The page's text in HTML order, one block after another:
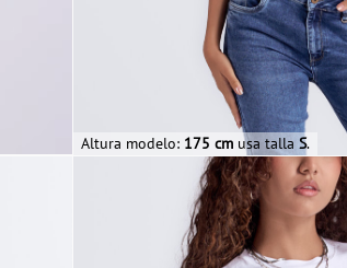
Altura modelo: 175 cm usa tallaS.